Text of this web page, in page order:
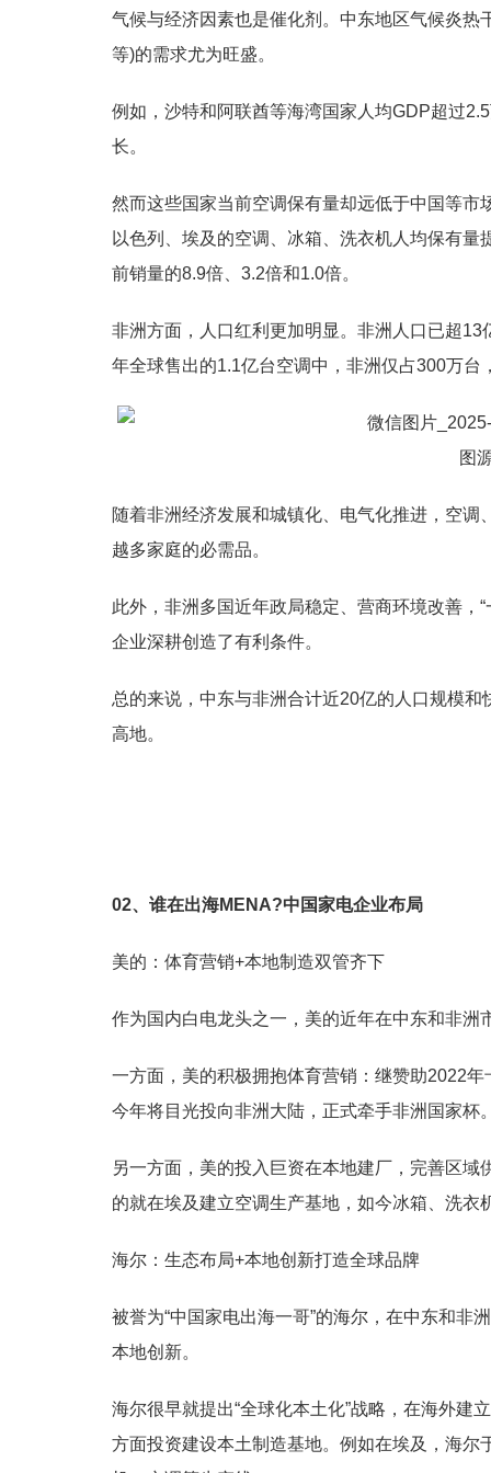
气候与经济因素也是催化剂。中东地区气候炎
等)的需求尤为旺盛。
例如，沙特和阿联酋等海湾国家人均GDP超过
长。
然而这些国家当前空调保有量却远低于中国等
以色列、埃及的空调、冰箱、洗衣机人均保有
前销量的8.9倍、3.2倍和1.0倍。
非洲方面，人口红利更加明显。非洲人口已超
年全球售出的1.1亿台空调中，非洲仅占300万台
图
随着非洲经济发展和城镇化、电气化推进，空调
越多家庭的必需品。
此外，非洲多国近年政局稳定、营商环境改善，
企业深耕创造了有利条件。
总的来说，中东与非洲合计近20亿的人口规模
高地。
02、 谁在出海MENA?中国家电企业布局
美的：体育营销+本地制造双管齐下
作为国内白电龙头之一，美的近年在中东和非洲
一方面，美的积极拥抱体育营销：继赞助2022
今年将目光投向非洲大陆，正式牵手非洲国家杯
另一方面，美的投入巨资在本地建厂，完善区
的就在埃及建立空调生产基地，如今冰箱、洗
海尔：生态布局+本地创新打造全球品牌
被誉为“中国家电出海一哥”的海尔，在中东和非
本地创新。
海尔很早就提出“全球化本土化”战略，在海外建
方面投资建设本土制造基地。例如在埃及，海尔